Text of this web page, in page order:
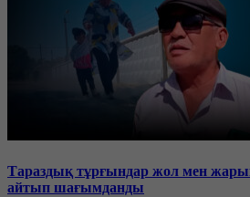
Тараздық тұрғындар жол мен
айтып шағымданды